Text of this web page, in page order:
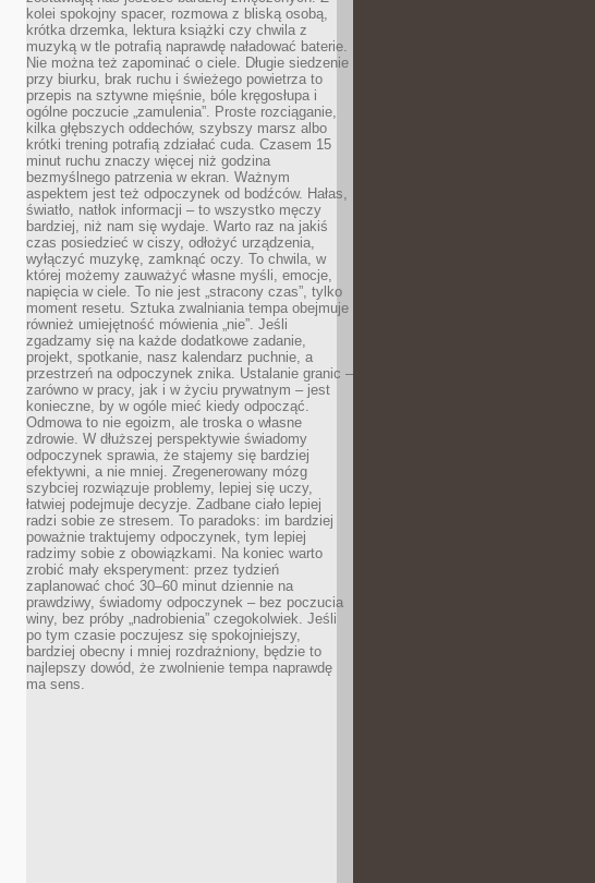
kolei spokojny spacer, rozmowa z bliską osobą,
krótka drzemka, lektura książki czy chwila z
muzyką w tle potrafią naprawdę naładować baterie.
Nie można też zapominać o ciele. Długie siedzenie
przy biurku, brak ruchu i świeżego powietrza to
przepis na sztywne mięśnie, bóle kręgosłupa i
ogólne poczucie „zamulenia”. Proste rozciąganie,
kilka głębszych oddechów, szybszy marsz albo
krótki trening potrafią zdziałać cuda. Czasem 15
minut ruchu znaczy więcej niż godzina
bezmyślnego patrzenia w ekran. Ważnym
aspektem jest też odpoczynek od bodźców. Hałas,
światło, natłok informacji – to wszystko męczy
bardziej, niż nam się wydaje. Warto raz na jakiś
czas posiedzieć w ciszy, odłożyć urządzenia,
wyłączyć muzykę, zamknąć oczy. To chwila, w
której możemy zauważyć własne myśli, emocje,
napięcia w ciele. To nie jest „stracony czas”, tylko
moment resetu. Sztuka zwalniania tempa obejmuje
również umiejętność mówienia „nie”. Jeśli
zgadzamy się na każde dodatkowe zadanie,
projekt, spotkanie, nasz kalendarz puchnie, a
przestrzeń na odpoczynek znika. Ustalanie granic –
zarówno w pracy, jak i w życiu prywatnym – jest
konieczne, by w ogóle mieć kiedy odpocząć.
Odmowa to nie egoizm, ale troska o własne
zdrowie. W dłuższej perspektywie świadomy
odpoczynek sprawia, że stajemy się bardziej
efektywni, a nie mniej. Zregenerowany mózg
szybciej rozwiązuje problemy, lepiej się uczy,
łatwiej podejmuje decyzje. Zadbane ciało lepiej
radzi sobie ze stresem. To paradoks: im bardziej
poważnie traktujemy odpoczynek, tym lepiej
radzimy sobie z obowiązkami. Na koniec warto
zrobić mały eksperyment: przez tydzień
zaplanować choć 30–60 minut dziennie na
prawdziwy, świadomy odpoczynek – bez poczucia
winy, bez próby „nadrobienia” czegokolwiek. Jeśli
po tym czasie poczujesz się spokojniejszy,
bardziej obecny i mniej rozdrażniony, będzie to
najlepszy dowód, że zwolnienie tempa naprawdę
ma sens.